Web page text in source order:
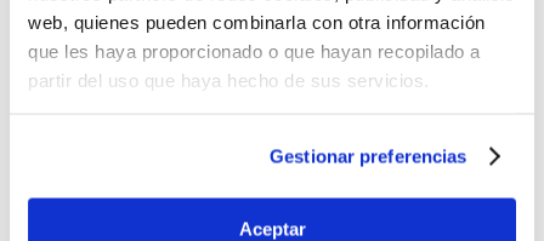
web, quienes pueden combinarla con otra información
que les haya proporcionado o que hayan recopilado a
partir del uso que haya hecho de sus servicios.
Gestionar preferencias
Aceptar
FARMACIA SIERRA ARAGON, DELIA
CTRA. MALAGA, 47